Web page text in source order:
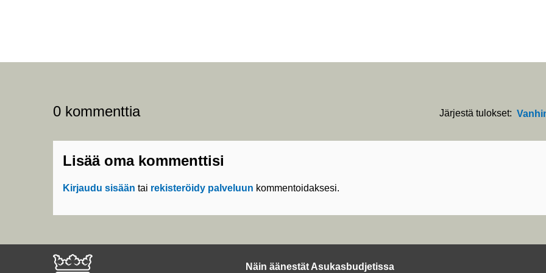
0 kommenttia Järjestä tulokset:
Lisää oma kommenttisi
Kirjaudu sisään tai rekisteröidy palveluun kommentoidaksesi.
Näin äänestät Asukasbudjetissa